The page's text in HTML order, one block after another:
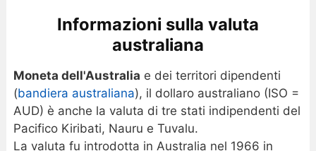
Informazioni sulla valuta
australiana
Moneta dell'Australia e dei territori dipendenti
(bandiera australiana), il dollaro australiano (ISO =
AUD) è anche la valuta di tre stati indipendenti del
Pacifico Kiribati, Nauru e Tuvalu.
La valuta fu introdotta in Australia nel 1966 in